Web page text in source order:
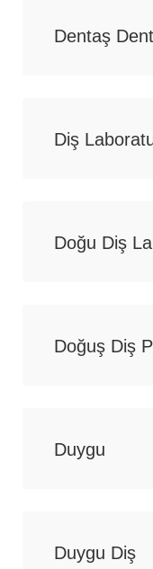
Dentaş
Diş
Doğu Diş
Doğuş Diş
Duygu
Duygu Diş